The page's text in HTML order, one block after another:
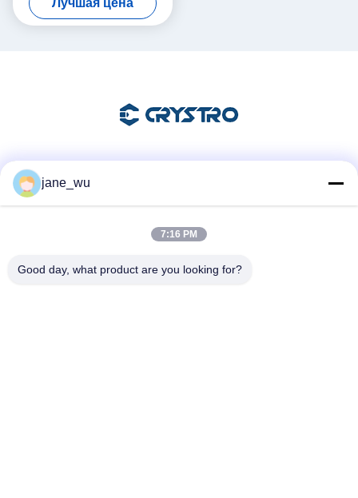
Лучшая цена
jane_wu
7:16 PM
Good day, what product are you looking for?